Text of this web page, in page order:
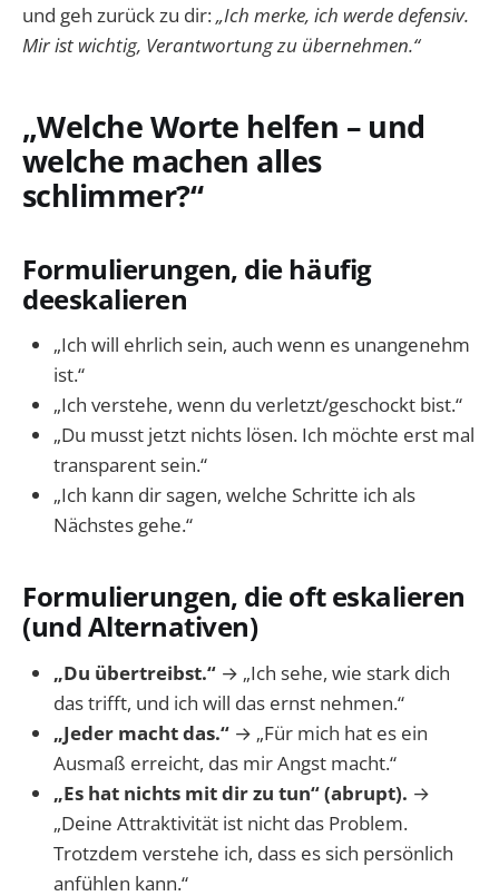
und geh zurück zu dir:„Ich merke, ich werde defensiv.
Mir ist wichtig, Verantwortung zu übernehmen.“
„Welche Worte helfen – und
welche machen alles
schlimmer?“
Formulierungen, die häufig
deeskalieren
„Ich will ehrlich sein, auch wenn es unangenehm
ist.“
„Ich verstehe, wenn du verletzt/geschockt bist.“
„Du musst jetzt nichts lösen. Ich möchte erst mal
transparent sein.“
„Ich kann dir sagen, welche Schritte ich als
Nächstes gehe.“
Formulierungen, die oft eskalieren
(und Alternativen)
„Du übertreibst.“ → „Ich sehe, wie stark dich
das trifft, und ich will das ernst nehmen.“
„Jeder macht das.“ → „Für mich hat es ein
Ausmaß erreicht, das mir Angst macht.“
„Es hat nichts mit dir zu tun“ (abrupt). →
„Deine Attraktivität ist nicht das Problem.
Trotzdem verstehe ich, dass es sich persönlich
anfühlen kann.“